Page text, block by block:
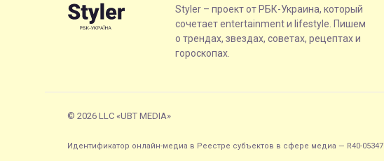
Styler – проект от РБК-Украина, который
сочетает entertainment и lifestyle. Пишем
о трендах, звездах, советах, рецептах и
гороскопах.
© 2026 LLC «UBT MEDIA»
Идентификатор онлайн-медиа в Реестре субъектов в сфере медиа — R40-05347